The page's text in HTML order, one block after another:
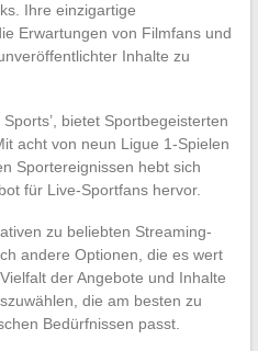
Ihre einzigartige
Erwartungen von Filmfans und
Inhalte zu
bietet Sportbegeisterten
acht von neun Ligue 1-Spielen
Sportereignissen hebt sich
für Live-Sportfans hervor.
zu beliebten Streaming-
andere Optionen, die es wert
der Angebote und Inhalte
die am besten zu
Bedürfnissen passt.